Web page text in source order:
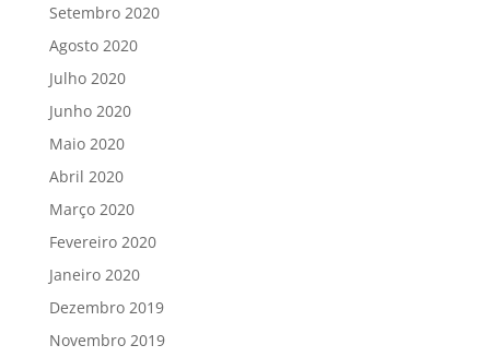
Setembro 2020
Agosto 2020
Julho 2020
Junho 2020
Maio 2020
Abril 2020
Março 2020
Fevereiro 2020
Janeiro 2020
Dezembro 2019
Novembro 2019